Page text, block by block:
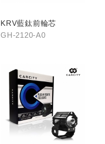
KRV藍鈦前輪芯
GH-2120-A0